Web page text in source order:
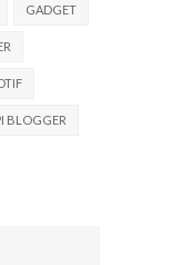
GADGET
BLOGGER